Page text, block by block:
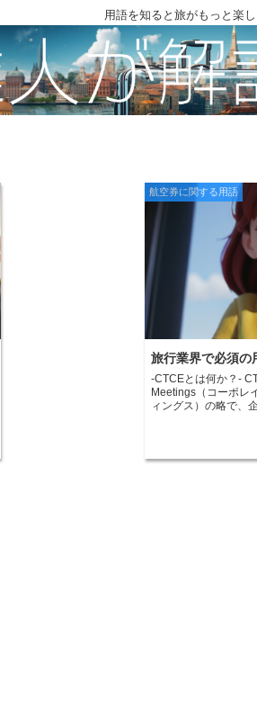
用語を知ると旅がもっと楽し
航空券に関する用語
旅行業界で必須の
-CTCEとは何か？-
Meetings（コーポレ
ィングス）の略で、
ています。 CTCE部
に管理し、会議を適